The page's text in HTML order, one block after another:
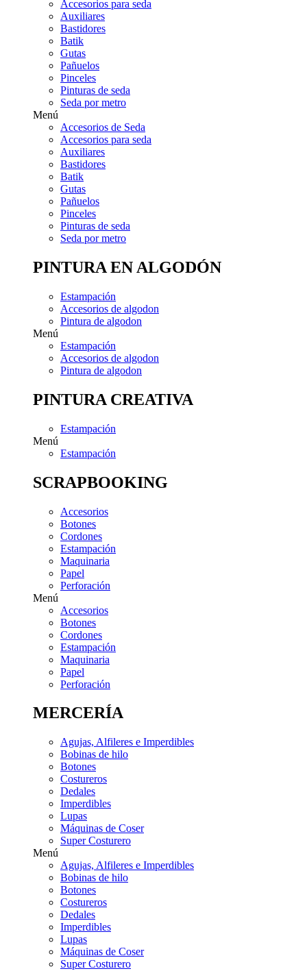
Accesorios para seda
Auxiliares
Bastidores
Batik
Gutas
Pañuelos
Pinceles
Pinturas de seda
Seda por metro
Menú
Accesorios de Seda
Accesorios para seda
Auxiliares
Bastidores
Batik
Gutas
Pañuelos
Pinceles
Pinturas de seda
Seda por metro
PINTURA EN ALGODÓN
Estampación
Accesorios de algodon
Pintura de algodon
Menú
Estampación
Accesorios de algodon
Pintura de algodon
PINTURA CREATIVA
Estampación
Menú
Estampación
SCRAPBOOKING
Accesorios
Botones
Cordones
Estampación
Maquinaria
Papel
Perforación
Menú
Accesorios
Botones
Cordones
Estampación
Maquinaria
Papel
Perforación
MERCERÍA
Agujas, Alfileres e Imperdibles
Bobinas de hilo
Botones
Costureros
Dedales
Imperdibles
Lupas
Máquinas de Coser
Super Costurero
Menú
Agujas, Alfileres e Imperdibles
Bobinas de hilo
Botones
Costureros
Dedales
Imperdibles
Lupas
Máquinas de Coser
Super Costurero